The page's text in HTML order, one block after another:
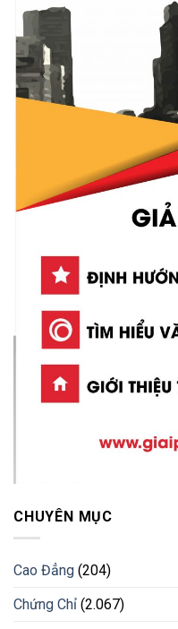
CHUYÊN MỤC
Cao Đẳng (204)
Chứng Chỉ (2.067)